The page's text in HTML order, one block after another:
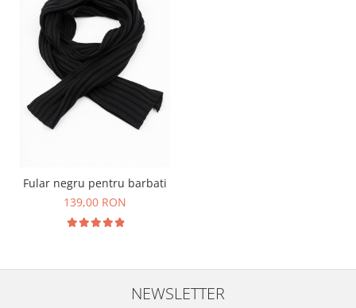
Fular negru pentru barbati
139,00 RON
NEWSLETTER